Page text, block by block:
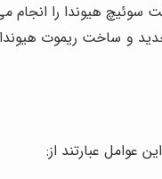
سوئیچ هیوندا را
و ساخت ریموت هیوندا
عوامل عبارتند از: